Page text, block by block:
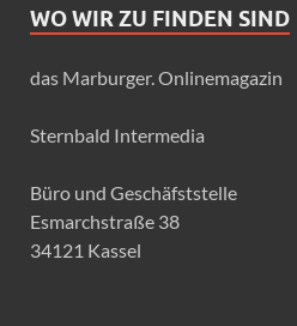
WO WIR ZU FINDEN SIND
das Marburger. Onlinemagazin
Sternbald Intermedia
Büro und Geschäfststelle
Esmarchstraße 38
34121 Kassel